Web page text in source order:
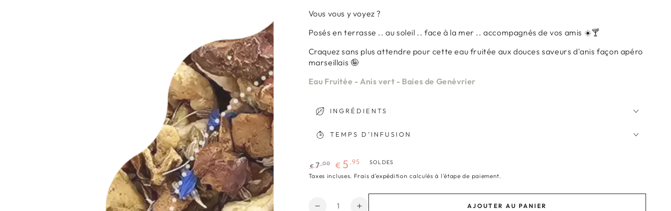
Vous vous y voyez ?
Posés en terrasse .. au soleil .. face à la mer .. accompagnés de vos amis ☀️🍸
Craquez sans plus attendre pour cette eau fruitée aux douces saveurs d'anis façon apéro
marseillais 🤪
Eau Fruitée - Anis vert - Baies de Genévrier
INGRÉDIENTS
TEMPS D’INFUSION
Prix
€ 7 ,00
Prix
€ 5 ,95 SOLDES
Taxes incluses. Frais d'expédition calculés à l'étape de paiement.
Quantité AJOUTER AU PANIER